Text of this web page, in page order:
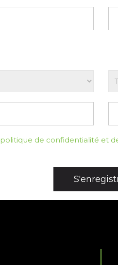
politique de confidentialité et